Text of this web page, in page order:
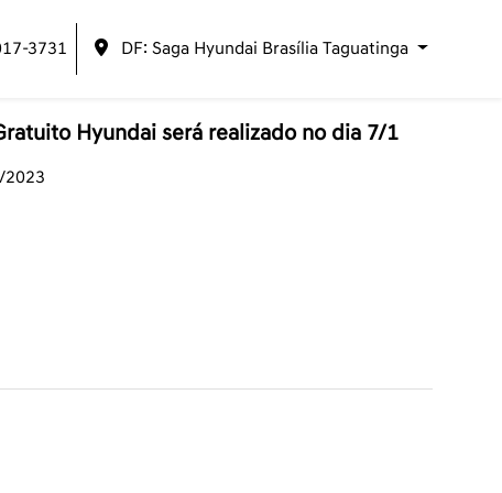
3731 DF: Saga Hyundai Brasília Taguatinga
Hyundai será realizado no dia 7/1
2023